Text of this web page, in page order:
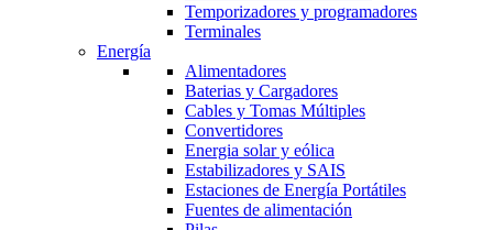
Temporizadores y programadores
Terminales
Energía
Alimentadores
Baterias y Cargadores
Cables y Tomas Múltiples
Convertidores
Energia solar y eólica
Estabilizadores y SAIS
Estaciones de Energía Portátiles
Fuentes de alimentación